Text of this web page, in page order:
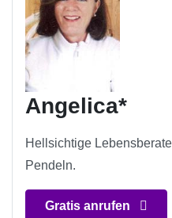
Angelica*
Hellsichtige
Pendeln.
Gratis anrufen